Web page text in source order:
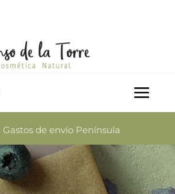
Gastos de envío Península